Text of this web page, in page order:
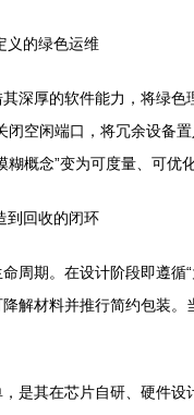
义的绿色运维
深厚的软件能力，将绿
闭空闲端口，将冗余设备
概念”变为可度量、可
到回收的闭环
周期。在设计阶段即遵
解材料并推行简约包装
是其在芯片自研、硬件